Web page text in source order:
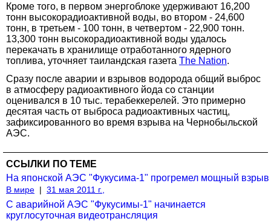
Кроме того, в первом энергоблоке удерживают 16,200
тонн высокорадиоактивной воды, во втором - 24,600
тонн, в третьем - 100 тонн, в четвертом - 22,900 тонн.
13,300 тонн высокорадиоактивной воды удалось
перекачать в хранилище отработанного ядерного
топлива, уточняет таиландская газета The Nation.
Сразу после аварии и взрывов водорода общий выброс
в атмосферу радиоактивного йода со станции
оценивался в 10 тыс. терабеккерелей. Это примерно
десятая часть от выброса радиоактивных частиц,
зафиксированного во время взрыва на Чернобыльской
АЭС.
ССЫЛКИ ПО ТЕМЕ
На японской АЭС "Фукусима-1" прогремел мощный взрыв
В мире | 31 мая 2011 г.,
С аварийной АЭС "Фукусимы-1" начинается
круглосуточная видеотрансляция